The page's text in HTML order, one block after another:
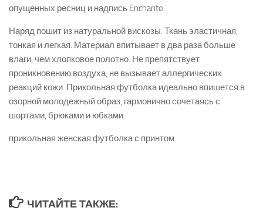
опущенных ресниц и надпись Enchante.
Наряд пошит из натуральной вискозы. Ткань эластичная,
тонкая и легкая. Материал впитывает в два раза больше
влаги, чем хлопковое полотно. Не препятствует
проникновению воздуха, не вызывает аллергических
реакций кожи. Прикольная футболка идеально впишется в
озорной молодежный образ, гармонично сочетаясь с
шортами, брюками и юбками.
прикольная женская футболка с принтом
ЧИТАЙТЕ ТАКЖЕ: